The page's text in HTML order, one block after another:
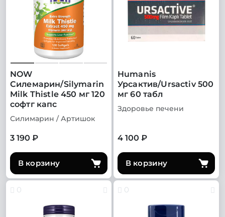
NOW
Силемарин/Silymarin
Milk Thistle 450 мг 120
софтг капс
Силимарин / Артишок
3 190 ₽
В корзину
Humanis
Урсактив/Ursactiv 500
мг 60 табл
Здоровье печени
4 100 ₽
В корзину
0 0